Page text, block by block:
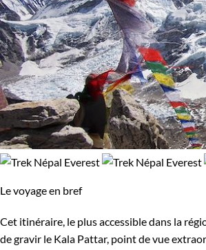
Le voyage en bref
Cet itinéraire, le plus accessible dans la
de gravir le Kala Pattar, point de vue